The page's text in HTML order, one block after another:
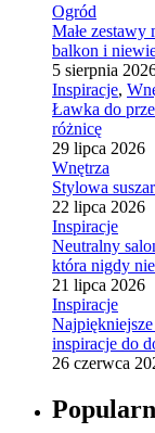
Ogród
Małe
balkon i
5 sierpnia
Inspiracje,
Ławka do
różnicę
29 lipca 2026
Wnętrza
Stylowa
22 lipca 2026
Inspiracje
Neutralny
która nigdy
21 lipca 2026
Inspiracje
inspiracje do
26 czerwca